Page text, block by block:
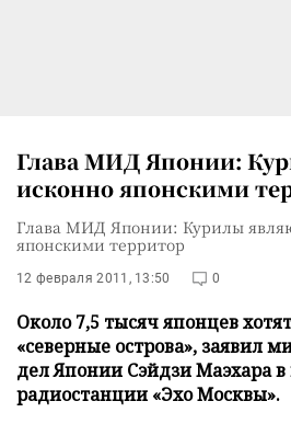
Глава МИД Японии:
исконно японскими
Глава МИД Японии: Курилы
японскими территор
12 февраля 2011, 13:50 0
Около 7,5 тысяч японцев
«северные острова», заявил
дел Японии Сэйдзи Маэхара
радиостанции «Эхо Москвы».